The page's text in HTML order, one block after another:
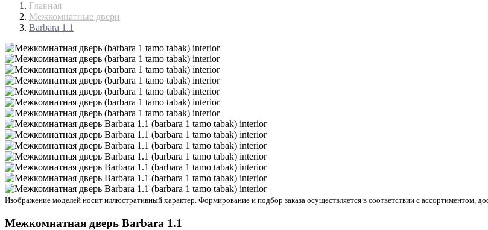
Главная
Межкомнатные двери
Barbara 1.1
Изображение моделей носит иллюстративный характер. Формирование и подбор заказа осуществляется в соответствии с ассортиментом,
Межкомнатная дверь Barbara 1.1